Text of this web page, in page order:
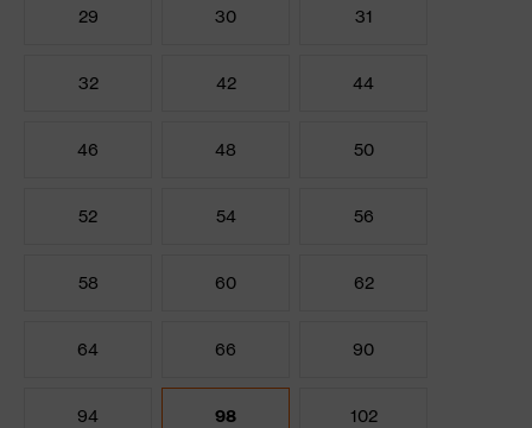
29 30 31
32 42 44
46 48 50
52 54 56
58 60 62
64 66 90
94 98 102